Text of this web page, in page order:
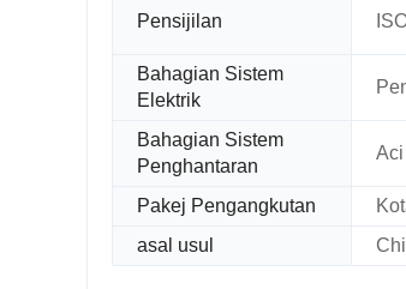
Pensijilan
Bahagian Sistem
Elektrik
Bahagian Sistem
Penghantaran
Pakej Pengangkutan
asal usul